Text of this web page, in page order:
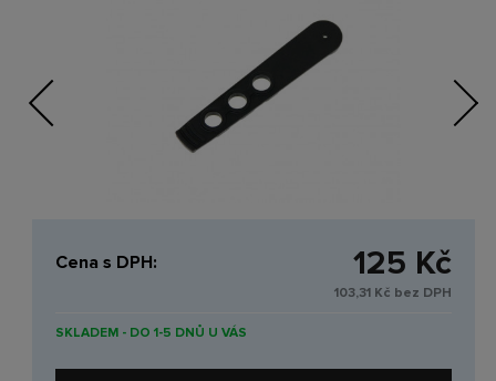
Previous Next
Cena s DPH: 125 Kč
103,31 Kč bez DPH
SKLADEM - DO 1-5 DNŮ U VÁS